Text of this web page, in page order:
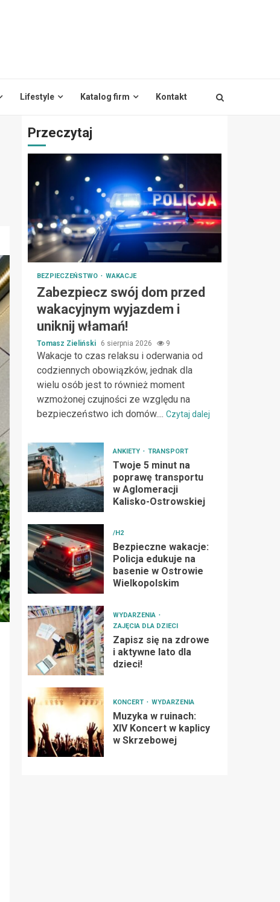
Lifestyle Katalog firm Kontakt
Przeczytaj
BEZPIECZEŃSTWO WAKACJE
Zabezpiecz swój dom przed
wakacyjnym wyjazdem i
uniknij włamań!
Tomasz Zieliński 6 sierpnia 2026 9
Wakacje to czas relaksu i oderwania od
codziennych obowiązków, jednak dla
wielu osób jest to również moment
wzmożonej czujności ze względu na
bezpieczeństwo ich domów.... Czytaj dalej
ANKIETY TRANSPORT
Twoje 5 minut na
poprawę transportu
w Aglomeracji
Kalisko-Ostrowskiej
/H2
Bezpieczne wakacje:
Policja edukuje na
basenie w Ostrowie
Wielkopolskim
WYDARZENIA
ZAJĘCIA DLA DZIECI
Zapisz się na zdrowe
i aktywne lato dla
dzieci!
KONCERT WYDARZENIA
Muzyka w ruinach:
XIV Koncert w kaplicy
w Skrzebowej